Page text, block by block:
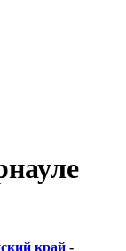
край -